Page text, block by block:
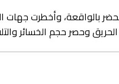
بالواقعة، وأخطرت جهات
وحصر حجم الخسائر